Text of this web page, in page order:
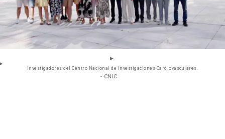
Investigadores del Centro Nacional de Investigaciones Cardiovasculares.
- CNIC